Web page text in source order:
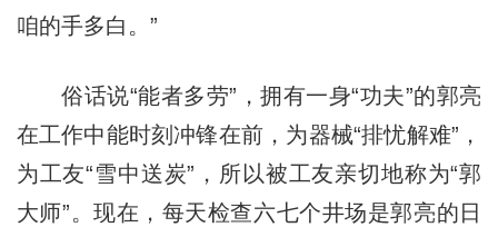
咱的手多白。”
俗话说“能者多劳”，拥有一身“功夫”的郭亮
在工作中能时刻冲锋在前，为器械“排忧解难”，
为工友“雪中送炭”，所以被工友亲切地称为“郭
大师”。现在，每天检查六七个井场是郭亮的日